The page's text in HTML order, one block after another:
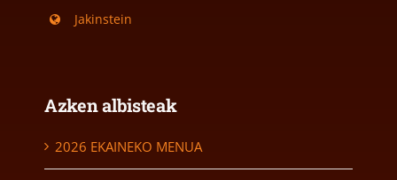
Jakinstein
Azken albisteak
2026 EKAINEKO MENUA